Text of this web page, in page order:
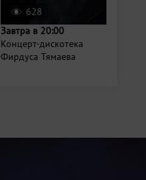
628
Завтра в 20:00
Концерт-дискотека
Фирдуса Тямаева